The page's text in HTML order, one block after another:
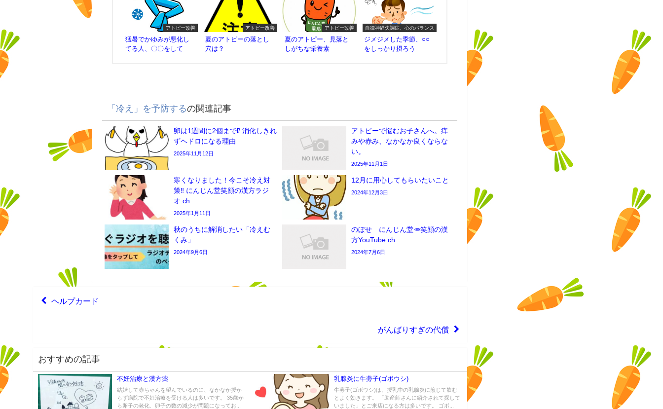
アトピー改善
猛暑でかゆみが悪化し
てる人、〇〇をして
アトピー改善
夏のアトピーの落とし
穴は？
アトピー改善
夏のアトピー、見落と
しがちな栄養素
自律神経失調症、心のバランス
ジメジメした季節、○○
をしっかり摂ろう
「冷え」を予防するの関連記事
卵は1週間に2個まで⁉ 消化しきれ
ずヘドロになる理由
2025年11月12日
アトピーで悩むお子さんへ。痒
みや赤み、なかなか良くならな
い。
2025年11月1日
寒くなりました！今こそ冷え対
策‼️ にんじん堂笑顔の漢方ラジ
オ.ch
2025年1月11日
12月に用心してもらいたいこと
2024年12月3日
秋のうちに解消したい「冷えむ
くみ」
2024年9月6日
のぼせ にんじん堂🥕笑顔の漢
方YouTube.ch
2024年7月6日
ヘルプカード
がんばりすぎの代償
おすすめの記事
不妊治療と漢方薬
結婚して赤ちゃんを望んでいるのに、なかなか授か
らず病院で不妊治療を受ける人は多いです。 35歳か
ら卵子の老化、卵子の数の減少が問題になってお...
乳腺炎に牛蒡子(ゴボウシ)
牛蒡子(ゴボウシ)は、授乳中の乳腺炎に煎じて飲む
とよく効きます。 「助産師さんに紹介されて探して
いました」とご来店になる方は多いです。 ゴボ...